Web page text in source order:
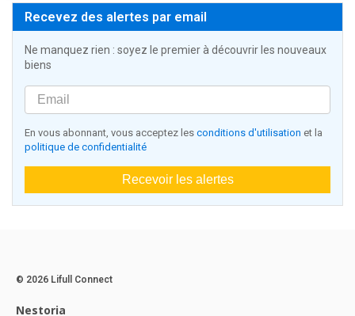
Recevez des alertes par email
Ne manquez rien : soyez le premier à découvrir les nouveaux
biens
En vous abonnant, vous acceptez les conditions d'utilisation et la
politique de confidentialité
Recevoir les alertes
© 2026 Lifull Connect
Nestoria